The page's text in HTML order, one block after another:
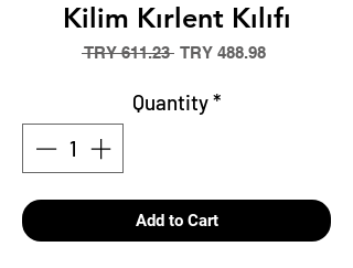
Kilim Kırlent Kılıfı
TRY 611.23 Regular
TRY 488.98Sale
Quantity*
Add to Cart